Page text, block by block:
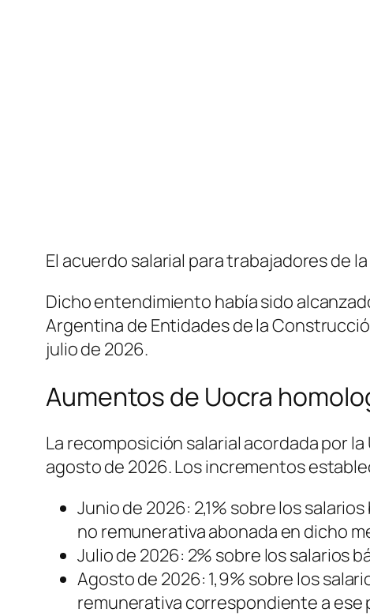
El acuerdo salarial para trabajadores de
Dicho entendimiento había sido
Argentina de Entidades de la
julio de 2026.
Aumentos de Uocra
La recomposición salarial acordada por
agosto de 2026. Los incrementos
Junio de 2026: 2,1% sobre los
no remunerativa abonada en dicho
Julio de 2026: 2% sobre los salarios
Agosto de 2026: 1,9% sobre los
remunerativa correspondiente a ese